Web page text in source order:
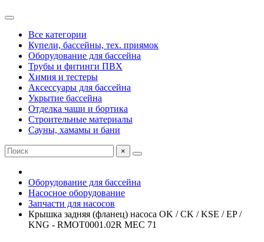
Все категории
Купели, бассейны, тех. приямок
Оборудование для бассейна
Трубы и фитинги ПВХ
Химия и тестеры
Аксессуары для бассейна
Укрытие бассейна
Отделка чаши и бортика
Строительные материалы
Сауны, хамамы и бани
×
Оборудование для бассейна
Насосное оборудование
Запчасти для насосов
Крышка задняя (фланец) насоса OK / CK / KSE / EP /
KNG - RMOT0001.02R MEC 71